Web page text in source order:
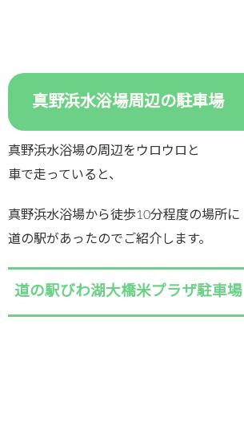
真野浜水浴場周辺の駐車場
真野浜水浴場の周辺をウロウロと
車で走っていると、
真野浜水浴場から徒歩10分程度の場所に
道の駅があったのでご紹介します。
道の駅びわ湖大橋米プラザ駐車場